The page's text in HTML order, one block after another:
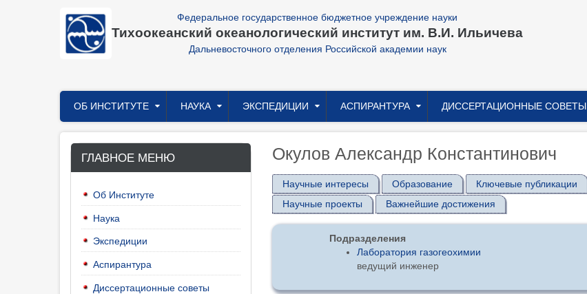
Федеральное государственное бюджетное учреждение науки
Тихоокеанский океанологический институт им. В.И. Ильичева
Дальневосточного отделения Российской академии наук
Главное
меню
ОБ ИНСТИТУТЕ НАУКА ЭКСПЕДИЦИИ АСПИРАНТУРА ДИССЕРТАЦИОННЫЕ СОВЕТЫ
ГЛАВНОЕ МЕНЮ
Об Институте
Наука
Экспедиции
Аспирантура
Диссертационные советы
Окулов Александр Константинович
Научные интересы Образование Ключевые публикации
Научные проекты
Важнейшие достижения
Подразделения
Лаборатория газогеохимии
ведущий инженер